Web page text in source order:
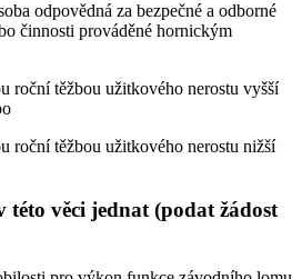
odpovědná za bezpečné a odborné
činnosti prováděné hornickým
roční těžbou užitkového nerostu vyšší
roční těžbou užitkového nerostu nižší
věci jednat (podat žádost